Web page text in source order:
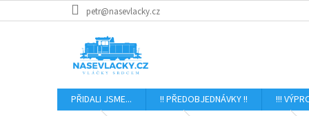
na
petr@nasevlacky.cz
PŘIDALI JSME... !! PŘEDOBJEDNÁVKY !! !!!